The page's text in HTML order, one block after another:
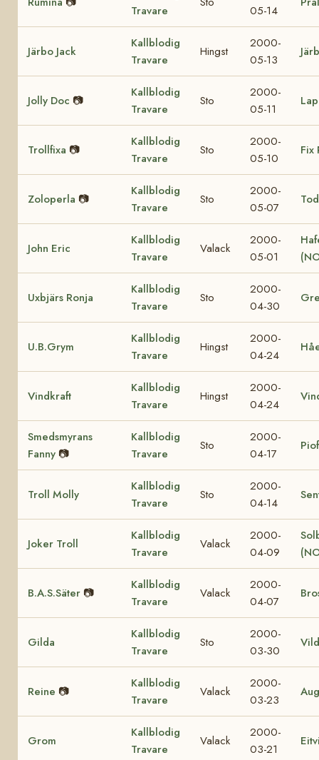
Travare
05-14
Järbo Jack
Kallblodig
Travare
Hingst
2000-
05-13
Jolly Doc 📷
Kallblodig
Travare
Sto
2000-
05-11
Trollfixa 📷
Kallblodig
Travare
Sto
2000-
05-10
Fix
Zoloperla 📷
Kallblodig
Travare
Sto
2000-
05-07
John Eric
Kallblodig
Travare
Valack
2000-
05-01
Uxbjärs Ronja
Kallblodig
Travare
Sto
2000-
04-30
U.B.Grym
Kallblodig
Travare
Hingst
2000-
04-24
Vindkraft
Kallblodig
Travare
Hingst
2000-
04-24
Smedsmyrans
Fanny 📷
Kallblodig
Travare
Sto
2000-
04-17
Troll Molly
Kallblodig
Travare
Sto
2000-
04-14
Joker Troll
Kallblodig
Travare
Valack
2000-
04-09
B.A.S.Säter 📷
Kallblodig
Travare
Valack
2000-
04-07
Gilda
Kallblodig
Travare
Sto
2000-
03-30
Reine 📷
Kallblodig
Travare
Valack
2000-
03-23
Grom
Kallblodig
Travare
Valack
2000-
03-21